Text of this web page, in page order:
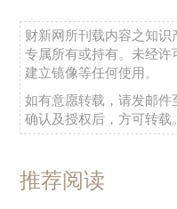
财新网所刊载内容之知
专属所有或持有。未经许
建立镜像等任何使用。
如有意愿转载，请发邮件
确认及授权后，方可转载。
推荐阅读